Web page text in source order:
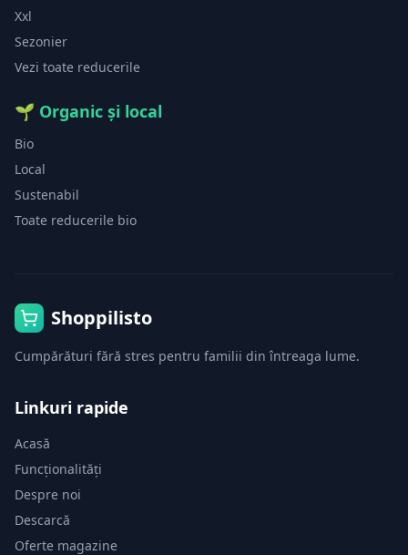
Xxl
Sezonier
Vezi toate reducerile
🌱 Organic și local
Bio
Local
Sustenabil
Toate reducerile bio
Shoppilisto
Cumpărături fără stres pentru familii din întreaga lume.
Linkuri rapide
Acasă
Funcționalități
Despre noi
Descarcă
Oferte magazine